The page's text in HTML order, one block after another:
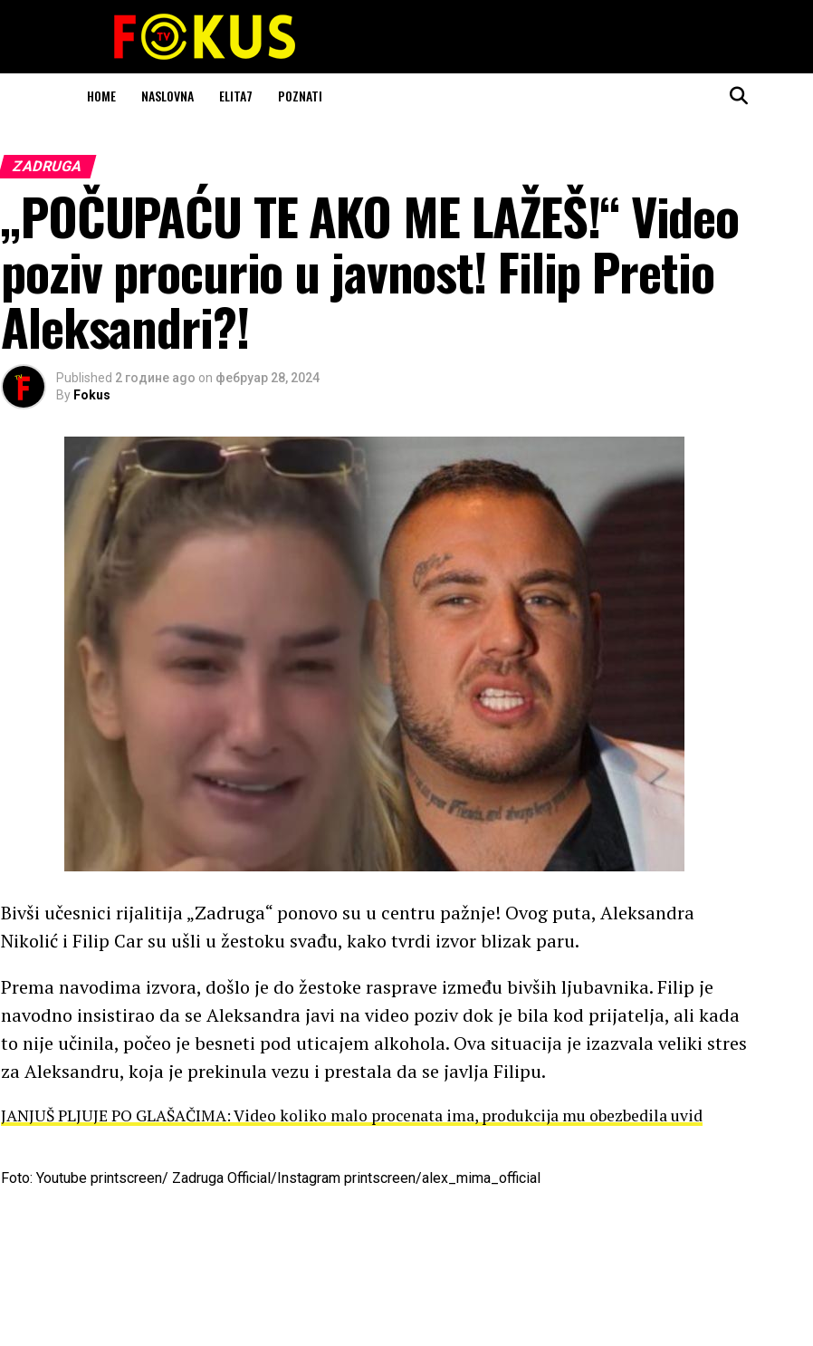
HOME NASLOVNA ELITA7 POZNATI
ZADRUGA
„POČUPAĆU TE AKO ME LAŽEŠ!“ Video
poziv procurio u javnost! Filip Pretio
Aleksandri?!
Published 2 године ago on фебруар 28, 2024
By Fokus
Bivši učesnici rijalitija „Zadruga“ ponovo su u centru pažnje! Ovog puta, Aleksandra
Nikolić i Filip Car su ušli u žestoku svađu, kako tvrdi izvor blizak paru.
Prema navodima izvora, došlo je do žestoke rasprave između bivših ljubavnika. Filip je
navodno insistirao da se Aleksandra javi na video poziv dok je bila kod prijatelja, ali kada
to nije učinila, počeo je besneti pod uticajem alkohola. Ova situacija je izazvala veliki stres
za Aleksandru, koja je prekinula vezu i prestala da se javlja Filipu.
JANJUŠ PLJUJE PO GLAŠAČIMA: Video koliko malo procenata ima, produkcija mu obezbedila uvid
Foto: Youtube printscreen/ Zadruga Official/Instagram printscreen/alex_mima_official